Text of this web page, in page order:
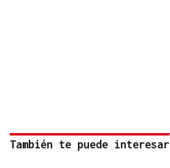
También te puede interesar